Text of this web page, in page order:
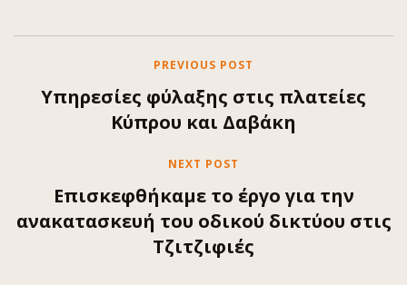
PREVIOUS POST
Yπηρεσίες φύλαξης στις πλατείες
Κύπρου και Δαβάκη
NEXT POST
Επισκεφθήκαμε το έργο για την
ανακατασκευή του οδικού δικτύου στις
Τζιτζιφιές